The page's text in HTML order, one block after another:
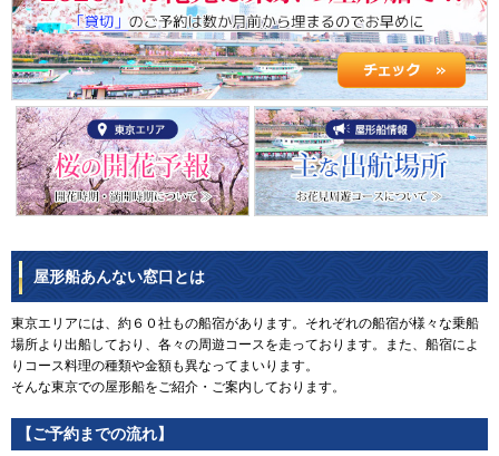
屋形船あんない窓口とは
東京エリアには、約６０社もの船宿があります。それぞれの船宿が様々な乗船
場所より出船しており、各々の周遊コースを走っております。また、船宿によ
りコース料理の種類や金額も異なってまいります。
そんな東京での屋形船をご紹介・ご案内しております。
【ご予約までの流れ】